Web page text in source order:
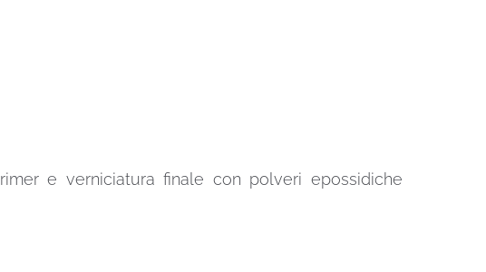
e verniciatura finale con polveri epossidiche